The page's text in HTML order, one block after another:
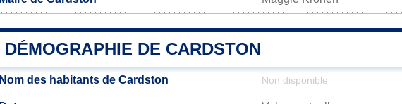
DÉMOGRAPHIE DE CARDSTON
Nom des habitants de Cardston Non disponible